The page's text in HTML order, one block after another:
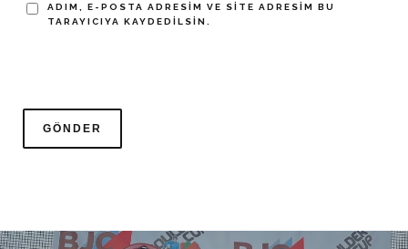
ADIM, E-POSTA ADRESIM VE SITE ADRESIM BU
TARAYICIYA KAYDEDILSIN.